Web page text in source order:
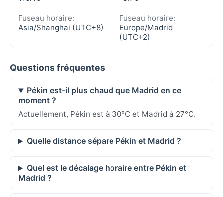
Fuseau horaire:
Asia/Shanghai (UTC+8)
Fuseau horaire:
Europe/Madrid
(UTC+2)
Questions fréquentes
Pékin est-il plus chaud que Madrid en ce
moment ?
Actuellement, Pékin est à 30°C et Madrid à 27°C.
Quelle distance sépare Pékin et Madrid ?
Quel est le décalage horaire entre Pékin et
Madrid ?